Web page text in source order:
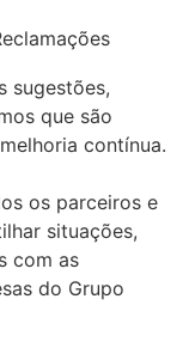
sugestões,
que são
contínua.
os parceiros e
situações,
com as
do Grupo